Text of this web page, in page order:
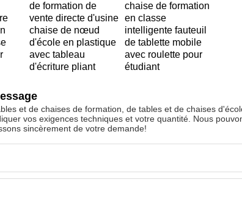
de formation de
vente directe d'usine
chaise de nœud
d'école en plastique
avec tableau
d'écriture pliant
chaise de formation
en classe
intelligente fauteuil
de tablette mobile
avec roulette pour
étudiant
et de chaises de formation, de tables et de chaises
vos exigences techniques et votre quantité. Nous
sincèrement de votre demande!